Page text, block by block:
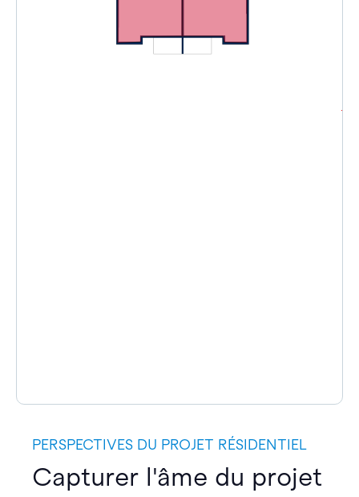
PERSPECTIVES DU PROJET RÉSIDENTIEL
Capturer l'âme du projet